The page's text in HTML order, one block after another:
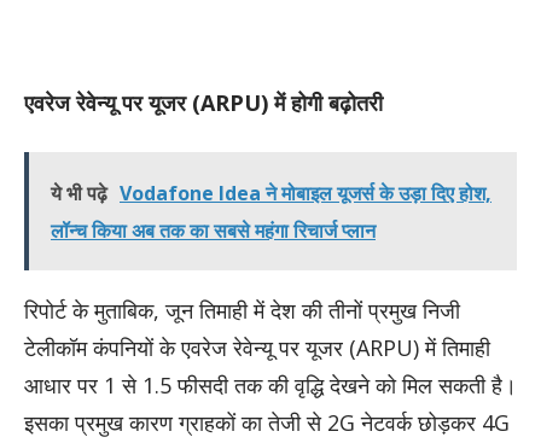
एवरेज रेवेन्यू पर यूजर (ARPU) में होगी बढ़ोतरी
ये भी पढ़े Vodafone Idea ने मोबाइल यूजर्स के उड़ा दिए होश,
लॉन्च किया अब तक का सबसे महंगा रिचार्ज प्लान
रिपोर्ट के मुताबिक, जून तिमाही में देश की तीनों प्रमुख निजी
टेलीकॉम कंपनियों के एवरेज रेवेन्यू पर यूजर (ARPU) में तिमाही
आधार पर 1 से 1.5 फीसदी तक की वृद्धि देखने को मिल सकती है।
इसका प्रमुख कारण ग्राहकों का तेजी से 2G नेटवर्क छोड़कर 4G